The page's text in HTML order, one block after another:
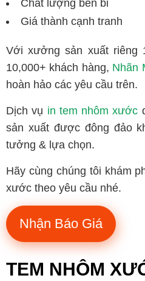
Chất lượng bền bỉ
Giá thành cạnh tranh
Với xưởng sản xuất riêng
10,000+ khách hàng, Nhãn
hoàn hảo các yêu cầu trên.
Dịch vụ in tem nhôm xước
sản xuất được đông đảo
tưởng & lựa chọn.
Hãy cùng chúng tôi khám
xước theo yêu cầu nhé.
Nhận Báo Giá
TEM NHÔM